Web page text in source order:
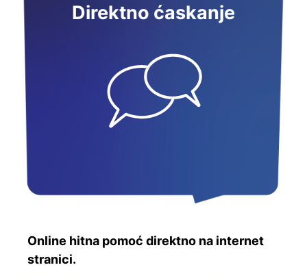
Direktno ćaskanje
Online hitna pomoć direktno na internet
stranici.